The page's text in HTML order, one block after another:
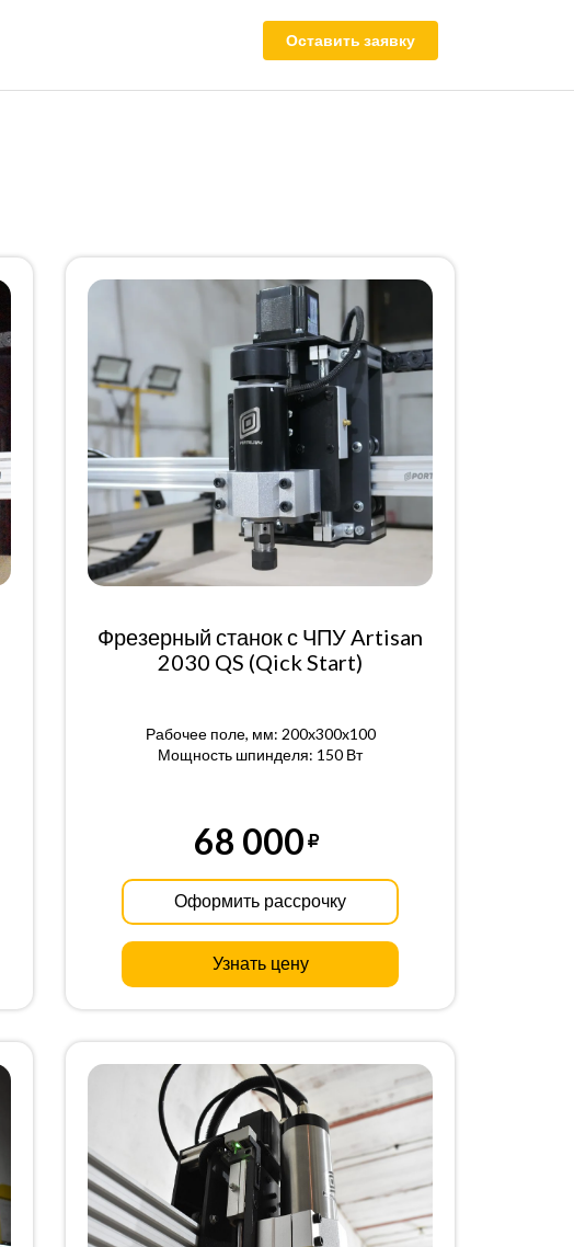
Оставить заявку
Фрезерный станок с ЧПУ Artisan
2030 QS (Qick Start)
Рабочее поле, мм: 200x300x100
Мощность шпинделя: 150 Вт
68 000
Оформить рассрочку
Узнать цену